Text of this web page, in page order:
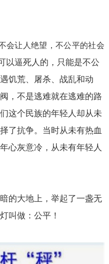
会让人绝望，不公平的社会
以逼死人的，只能是不公
饥荒、屠杀、战乱和动
，不是逃难就在逃难的路
这个民族的年轻人却从未
了抗争。当时从未有热血
心灰意冷，从未有年轻人
的大地上，举起了一盏无
叫做：公平！